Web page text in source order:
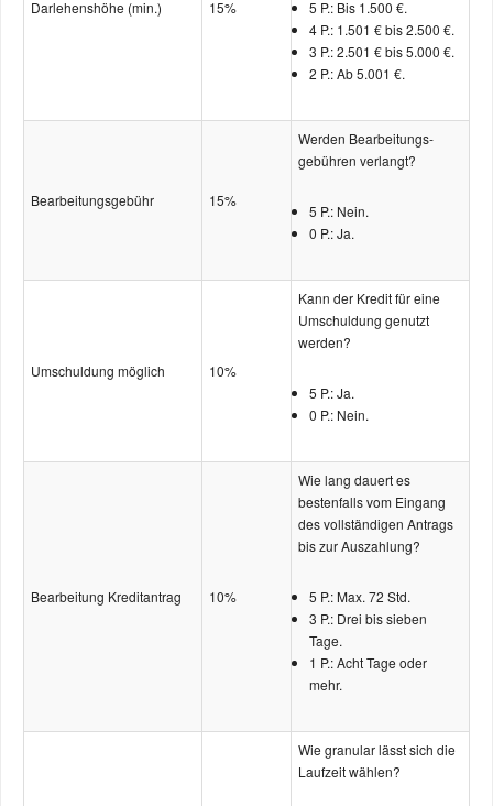
Darlehenshöhe (min.) 15%
5 P.: Bis 1.500 €.
4 P.: 1.501 € bis 2.500 €.
3 P.: 2.501 € bis 5.000 €.
2 P.: Ab 5.001 €.
Bearbeitungs­gebühr 15%
Werden Bearbeitungs­
gebühren verlangt?
5 P.: Nein.
0 P.: Ja.
Umschuldung möglich 10%
Kann der Kredit für eine
Umschuldung genutzt
werden?
5 P.: Ja.
0 P.: Nein.
Bearbeitung Kreditantrag 10%
Wie lang dauert es
bestenfalls vom Eingang
des vollständigen Antrags
bis zur Auszahlung?
5 P.: Max. 72 Std.
3 P.: Drei bis sieben
Tage.
1 P.: Acht Tage oder
mehr.
Wie granular lässt sich die
Laufzeit wählen?